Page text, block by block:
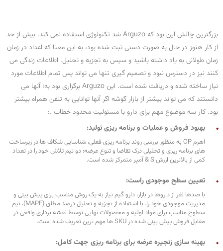
بزرگترین چالش این بود که Arguzo شد تکنولوژی استفاده نمی کند. بیش از حد
از کار هنوز در حال به صورت دستی ثبت شده بود، به این معنا که اعداد در زمان
زمان طولانی به یاد داشته باشید و سپس به تجزیه و تحلیل. اطلاعات زندگی می
کنند نیز در دسترس نبود و تصمیم گیری تنها می تواند پس تمام اطلاعات مورد
نیاز ساخته شده و دریافت شده است. این Arguzo برگزاری بود به؛ آنها می
دانستند که می تواند بیشتر از بازار گوشه اگر آنها توانایی به تلفن همراه بیشتر
بود. کار سه موضوع مهم برای دارو با مسئولیت محدود خطاب .:
بهبود فروش و عملیات و برنامه ریزی تولید:
اهرم OP به منظور بررسی روند برنامه ریزی فعلی، شناسایی شکاف ها در زیرساخت
های برنامه ریزی و تحلیلی درک تقاضا و تنوع عرضه؛ دو تیم تلاش خود را در تعداد
کمی از بالاترین ارزش S & آمپر متمرکز شده است.
تعیین سطح موجودی راست:
با صدها نفر از داروها در بازار، دارو گیم نیاز به یک روش مناسب برای پیش بینی و
مدیریت موجودی خود را. با استفاده از تجزیه و تحلیل درصد مطلق (MAPE)، تیم
سطوح مناسب برای مواد اولیه و محصولات نهایی توسط نقشه برداری واقعی در
مقابل فروش پیش بینی شده در SKU ها مهم ترین تعریف شده است.
بهینه سازی زنجیره عرضه برای برنامه ریزی جهت کامل: